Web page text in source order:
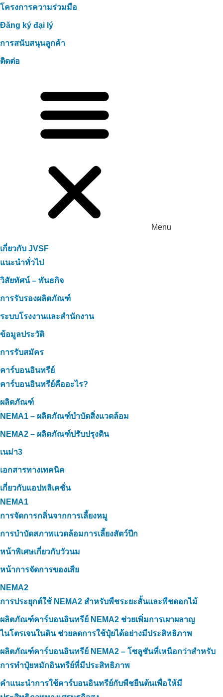
โครงการความร่วมมือ
Đăng ký đại lý
การสนับสนุนลูกค้า
ติดต่อ
Menu
เกี่ยวกับ JVSF
แนะนำทั่วไป
วิสัยทัศน์ – พันธกิจ
การรับรองผลิตภัณฑ์
ระบบโรงงานและสำนักงาน
ข้อมูลประวัติ
การรับสมัคร
คาร์บอนอินทรีย์
คาร์บอนอินทรีย์คืออะไร?
ผลิตภัณฑ์
NEMA1 – ผลิตภัณฑ์บำบัดสิ่งแวดล้อม
NEMA2 – ผลิตภัณฑ์ปรับปรุงดิน
เนม่า3
เอกสารทางเทคนิค
เกี่ยวกับแอปพลิเคชั่น
NEMA1
การจัดการกลิ่นจากการเลี้ยงหมู
การบำบัดสภาพแวดล้อมการเลี้ยงสัตว์ปีก
หน้าพิเศษเกี่ยวกับวัวนม
หน้าการจัดการของเสีย
NEMA2
การประยุกต์ใช้ NEMA2 สำหรับพืชระยะสั้นและพืชดอกไม้
ผลิตภัณฑ์คาร์บอนอินทรีย์ NEMA2 ช่วยเพิ่มการเผาผลาญ
ไนโตรเจนในดิน ช่วยลดการใช้ปุ๋ยได้อย่างมีประสิทธิภาพ
ผลิตภัณฑ์คาร์บอนอินทรีย์ NEMA2 – โซลูชันที่เหนือกว่าสำหรับ
การทำปุ๋ยหมักอินทรีย์ที่มีประสิทธิภาพ
คำแนะนำการใช้คาร์บอนอินทรีย์กับพืชยืนต้นเพื่อให้มี